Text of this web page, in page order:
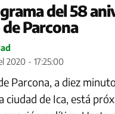
del 58
Parcona
2020 - 17:25:00
Parcona, a diez
ciudad de Ica, está